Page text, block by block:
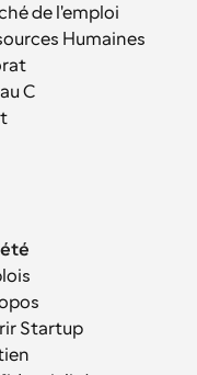
de l'emploi
Humaines
C
Startup